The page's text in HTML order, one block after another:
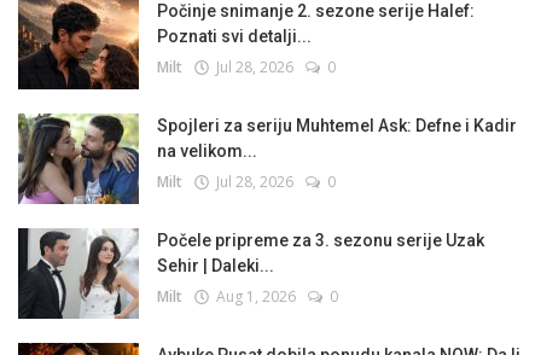
Počinje snimanje 2. sezone serije Halef:
Poznati svi detalji...
Milt Jul 28, 2026 0
Spojleri za seriju Muhtemel Ask: Defne i Kadir
na velikom...
Milt Jul 28, 2026 0
Počele pripreme za 3. sezonu serije Uzak
Sehir | Daleki...
Milt Aug 1, 2026 0